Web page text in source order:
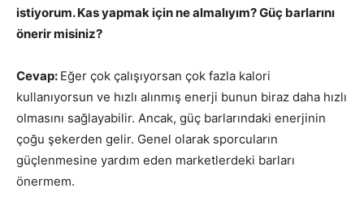
istiyorum. Kas yapmak için ne almalıyım? Güç barlarını
önerir misiniz?
Cevap: Eğer çok çalışıyorsan çok fazla kalori
kullanıyorsun ve hızlı alınmış enerji bunun biraz daha hızlı
olmasını sağlayabilir. Ancak, güç barlarındaki enerjinin
çoğu şekerden gelir. Genel olarak sporcuların
güçlenmesine yardım eden marketlerdeki barları
önermem.